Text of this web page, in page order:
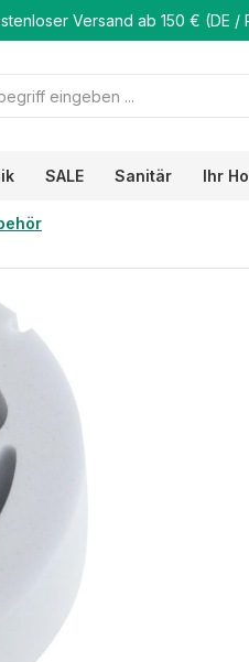
Versand ab 150 € (DE /
SALE Sanitär Ihr